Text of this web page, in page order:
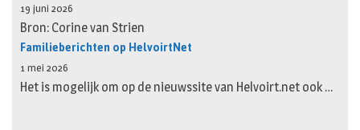
19 juni 2026
Bron: Corine van Strien
Familieberichten op HelvoirtNet
1 mei 2026
Het is mogelijk om op de nieuwssite van Helvoirt.net ook …